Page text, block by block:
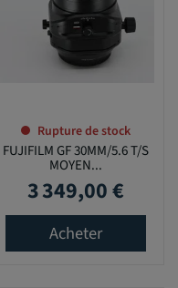
Rupture de stock
FUJIFILM GF 30MM/5.6 T/S
MOYEN...
Prix
3 349,00 €
Acheter